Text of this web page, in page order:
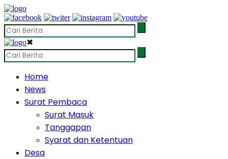
✖
Home
News
Surat Pembaca
Surat Masuk
Tanggapan
Syarat dan Ketentuan
Desa